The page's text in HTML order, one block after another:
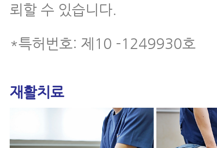
뢰할 수 있습니다.
*특허번호: 제10 -1249930호
재활치료